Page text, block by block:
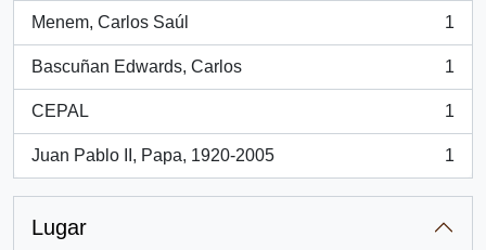
Menem, Carlos Saúl
, 1 resultados
1
Bascuñan Edwards, Carlos
, 1 resultados
1
CEPAL
, 1 resultados
1
Juan Pablo II, Papa, 1920-2005
, 1 resultados
1
Lugar